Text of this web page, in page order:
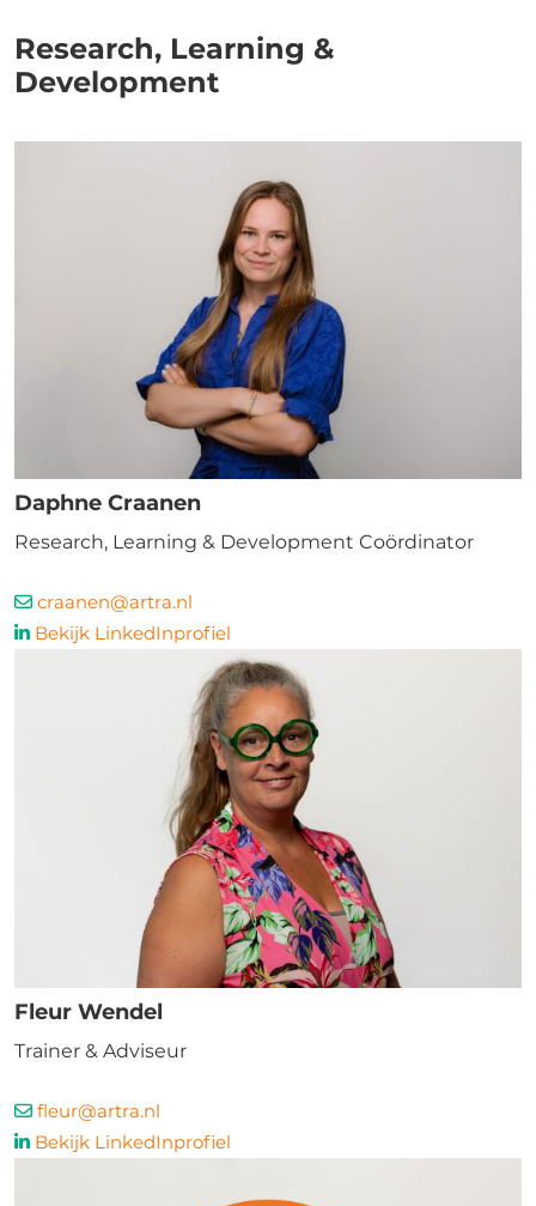
Research, Learning &
Development
Daphne Craanen
Research, Learning & Development Coördinator
craanen@artra.nl
Bekijk LinkedInprofiel
Fleur Wendel
Trainer & Adviseur
fleur@artra.nl
Bekijk LinkedInprofiel